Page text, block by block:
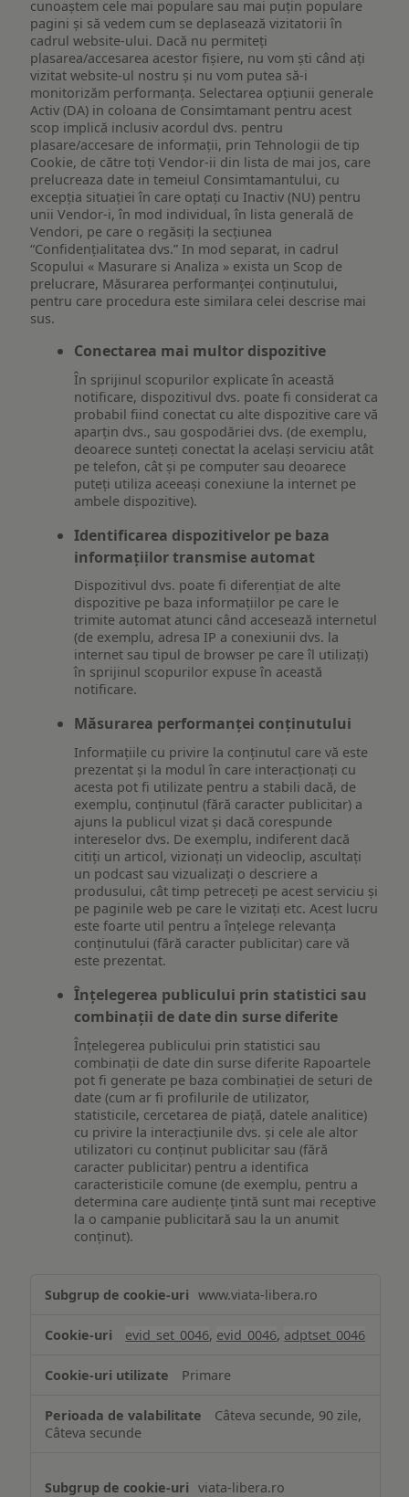
cunoaștem cele mai populare sau mai puțin populare
pagini și să vedem cum se deplasează vizitatorii în
cadrul website-ului. Dacă nu permiteți
plasarea/accesarea acestor fișiere, nu vom ști când ați
vizitat website-ul nostru și nu vom putea să-i
monitorizăm performanța. Selectarea opțiunii generale
Activ (DA) in coloana de Consimtamant pentru acest
scop implică inclusiv acordul dvs. pentru
plasare/accesare de informații, prin Tehnologii de tip
Cookie, de către toți Vendor-ii din lista de mai jos, care
prelucreaza date in temeiul Consimtamantului, cu
excepția situației în care optați cu Inactiv (NU) pentru
unii Vendor-i, în mod individual, în lista generală de
Vendori, pe care o regăsiți la secțiunea
“Confidențialitatea dvs.” In mod separat, in cadrul
Scopului « Masurare si Analiza » exista un Scop de
prelucrare, Măsurarea performanței conținutului,
pentru care procedura este similara celei descrise mai
sus.
Conectarea mai multor dispozitive
În sprijinul scopurilor explicate în această
notificare, dispozitivul dvs. poate fi considerat ca
probabil fiind conectat cu alte dispozitive care vă
aparțin dvs., sau gospodăriei dvs. (de exemplu,
deoarece sunteți conectat la același serviciu atât
pe telefon, cât și pe computer sau deoarece
puteți utiliza aceeași conexiune la internet pe
ambele dispozitive).
Identificarea dispozitivelor pe baza
informațiilor transmise automat
Dispozitivul dvs. poate fi diferențiat de alte
dispozitive pe baza informațiilor pe care le
trimite automat atunci când accesează internetul
(de exemplu, adresa IP a conexiunii dvs. la
internet sau tipul de browser pe care îl utilizați)
în sprijinul scopurilor expuse în această
notificare.
Măsurarea performanței conținutului
Informațiile cu privire la conținutul care vă este
prezentat și la modul în care interacționați cu
acesta pot fi utilizate pentru a stabili dacă, de
exemplu, conținutul (fără caracter publicitar) a
ajuns la publicul vizat și dacă corespunde
intereselor dvs. De exemplu, indiferent dacă
citiți un articol, vizionați un videoclip, ascultați
un podcast sau vizualizați o descriere a
produsului, cât timp petreceți pe acest serviciu și
pe paginile web pe care le vizitați etc. Acest lucru
este foarte util pentru a înțelege relevanța
conținutului (fără caracter publicitar) care vă
este prezentat.
Înțelegerea publicului prin statistici sau
combinații de date din surse diferite
Înțelegerea publicului prin statistici sau
combinații de date din surse diferite Rapoartele
pot fi generate pe baza combinației de seturi de
date (cum ar fi profilurile de utilizator,
statisticile, cercetarea de piață, datele analitice)
cu privire la interacțiunile dvs. și cele ale altor
utilizatori cu conținut publicitar sau (fără
caracter publicitar) pentru a identifica
caracteristicile comune (de exemplu, pentru a
determina care audiențe țintă sunt mai receptive
la o campanie publicitară sau la un anumit
conținut).
www.viata-libera.ro
evid_set_0046, evid_0046, adptset_0046
Primare
Câteva secunde, 90 zile,
Câteva secunde
viata-libera.ro